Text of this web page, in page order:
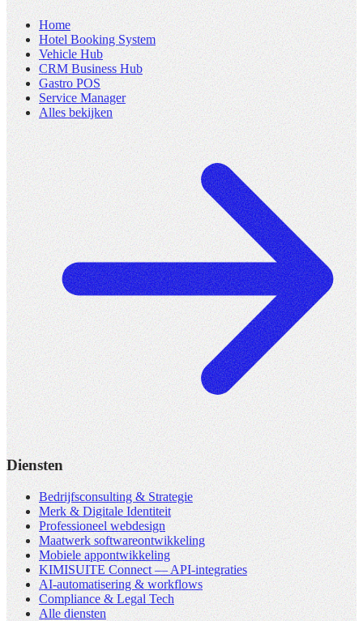
Home
Hotel Booking System
Vehicle Hub
CRM Business Hub
Gastro POS
Service Manager
Alles bekijken
Diensten
Bedrijfsconsulting & Strategie
Merk & Digitale Identiteit
Professioneel webdesign
Maatwerk softwareontwikkeling
Mobiele appontwikkeling
KIMISUITE Connect — API-integraties
AI-automatisering & workflows
Compliance & Legal Tech
Alle diensten